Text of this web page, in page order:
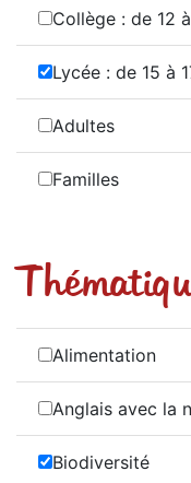
Collège : de 12
Lycée : de 15 à
Adultes
Familles
Alimentation
Anglais avec la
Biodiversité